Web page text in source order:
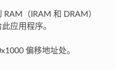
（IRAM 和 DRAM）
应用程序。
偏移地址处。